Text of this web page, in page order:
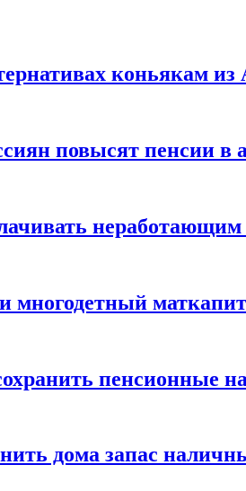
коньякам
повысят пенсии в
неработающим
многодетный
пенсионные
дома запас